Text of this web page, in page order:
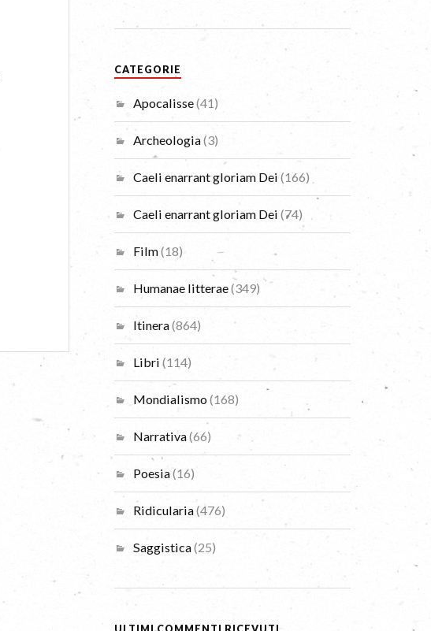
CATEGORIE
Apocalisse(41)
Archeologia(3)
Caeli enarrant gloriam Dei (166)
Caeli enarrant gloriam Dei (74)
Film(18)
Humanae litterae(349)
Itinera(864)
Libri (114)
Mondialismo(168)
Narrativa(66)
Poesia(16)
Ridicularia(476)
Saggistica(25)